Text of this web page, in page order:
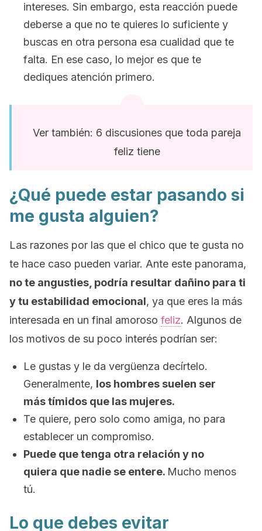
intereses. Sin embargo, esta reacción puede
deberse a que no te quieres lo suficiente y
buscas en otra persona esa cualidad que te
falta. En ese caso, lo mejor es que te
dediques atención primero.
Ver también: 6 discusiones que toda pareja
feliz tiene
¿Qué puede estar pasando si
me gusta alguien?
Las razones por las que el chico que te gusta no
te hace caso pueden variar. Ante este panorama,
no te angusties, podría resultar dañino para ti
y tu estabilidad emocional, ya que eres la más
interesada en un final amoroso feliz. Algunos de
los motivos de su poco interés podrían ser:
Le gustas y le da vergüenza decírtelo.
Generalmente, los hombres suelen ser
más tímidos que las mujeres.
Te quiere, pero solo como amiga, no para
establecer un compromiso.
Puede que tenga otra relación y no
quiera que nadie se entere. Mucho menos
tú.
Lo que debes evitar